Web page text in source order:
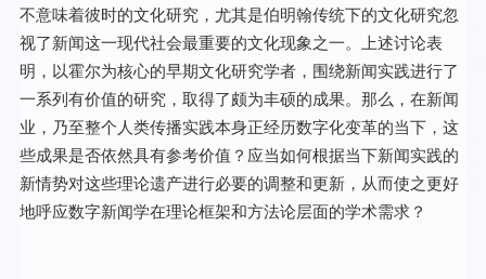
不意味着彼时的文化研究，尤其是伯明翰传统下的文化研究忽
视了新闻这一现代社会最重要的文化现象之一。上述讨论表
明，以霍尔为核心的早期文化研究学者，围绕新闻实践进行了
一系列有价值的研究，取得了颇为丰硕的成果。那么，在新闻
业，乃至整个人类传播实践本身正经历数字化变革的当下，这
些成果是否依然具有参考价值？应当如何根据当下新闻实践的
新情势对这些理论遗产进行必要的调整和更新，从而使之更好
地呼应数字新闻学在理论框架和方法论层面的学术需求？